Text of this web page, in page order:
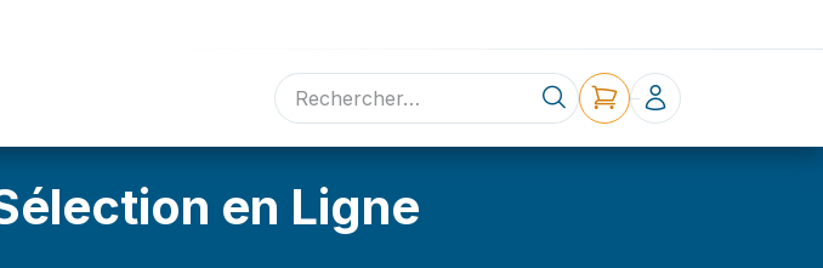
Sélection en ligne Contact
en Ligne